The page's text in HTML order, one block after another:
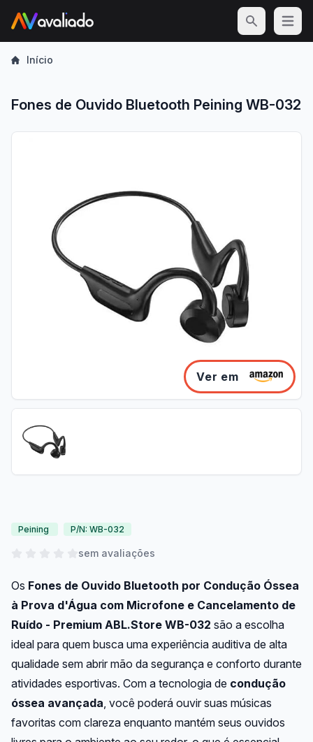
Open
Início
Fones de Ouvido Bluetooth Peining WB-032
Ver em
Peining P/N: WB-032
sem avaliações
Os Fones de Ouvido Bluetooth por Condução Óssea
à Prova d'Água com Microfone e Cancelamento de
Ruído - Premium ABL.Store WB-032 são a escolha
ideal para quem busca uma experiência auditiva de alta
qualidade sem abrir mão da segurança e conforto durante
atividades esportivas. Com a tecnologia de condução
óssea avançada, você poderá ouvir suas músicas
favoritas com clareza enquanto mantém seus ouvidos